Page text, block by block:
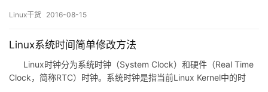
[root@localhost named]# cp /etc/rc.d/rc.sysinit /tmp/
Linux干货 2016-08-15
Linux系统时间简单修改方法
Linux时钟分为系统时钟（System Clock）和硬件（Real Time
Clock，简称RTC）时钟。系统时钟是指当前Linux Kernel中的时